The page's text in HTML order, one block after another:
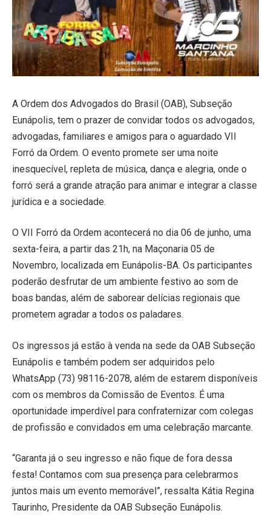
A Ordem dos Advogados do Brasil (OAB), Subseção
Eunápolis, tem o prazer de convidar todos os advogados,
advogadas, familiares e amigos para o aguardado VII
Forró da Ordem. O evento promete ser uma noite
inesquecível, repleta de música, dança e alegria, onde o
forró será a grande atração para animar e integrar a classe
jurídica e a sociedade.
O VII Forró da Ordem acontecerá no dia 06 de junho, uma
sexta-feira, a partir das 21h, na Maçonaria 05 de
Novembro, localizada em Eunápolis-BA. Os participantes
poderão desfrutar de um ambiente festivo ao som de
boas bandas, além de saborear delícias regionais que
prometem agradar a todos os paladares.
Os ingressos já estão à venda na sede da OAB Subseção
Eunápolis e também podem ser adquiridos pelo
WhatsApp (73) 98116-2078, além de estarem disponíveis
com os membros da Comissão de Eventos. É uma
oportunidade imperdível para confraternizar com colegas
de profissão e convidados em uma celebração marcante.
“Garanta já o seu ingresso e não fique de fora dessa
festa! Contamos com sua presença para celebrarmos
juntos mais um evento memorável”, ressalta Kátia Regina
Taurinho, Presidente da OAB Subseção Eunápolis.